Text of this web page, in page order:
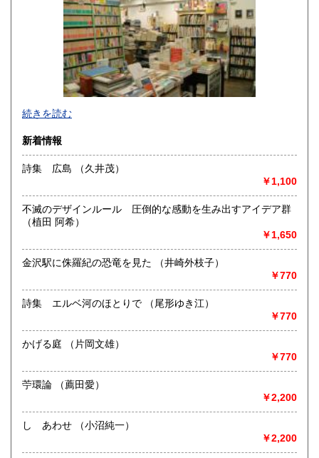
1,220円 大分県
1,220円 鹿児島県
1,360円
「百年」がセレクトした本をゆとりのある空間でじっくりと
選んでください。
お店にしか出ていない本もあります。
オンラインストアには日本の古本屋に未掲載の本も販売して
合わせてご覧ください。 https://100hyakunen.thebase.in/
また、百年から歩いて一分のところに一日という名前の古本
百年 Twitter: https://twitter.com/100hyakunen
https://www.instagram.com/100hyakunen/
HP: http://www.100hyakunen.com/
最寄駅：吉祥寺駅
定休日：火曜日
続きを読む
新着情報
詩集 広島 （久井茂）
￥1,100
不滅のデザインルール 圧倒的な感動を生み出すアイデア群
（植田 阿希）
￥1,650
金沢駅に侏羅紀の恐竜を見た （井崎外枝子）
￥770
詩集 エルベ河のほとりで （尾形ゆき江）
￥770
かげる庭 （片岡文雄）
￥770
苧環論 （薦田愛）
￥2,200
し あわせ （小沼純一）
￥2,200